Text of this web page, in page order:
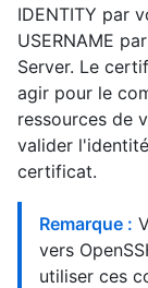
IDENTITY par
USERNAME
Server. Le
agir pour le
ressources de
valider
certificat.
Remarque :
vers
utiliser ces